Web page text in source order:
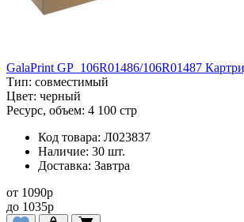
GalaPrint GP_106R01486/106R01487
Тип: совместимый
Цвет: черный
Ресурс, объем: 4 100 стр
Код товара: Л023837
Наличие: 30 шт.
Доставка: Завтра
от 1090p
до 1035p